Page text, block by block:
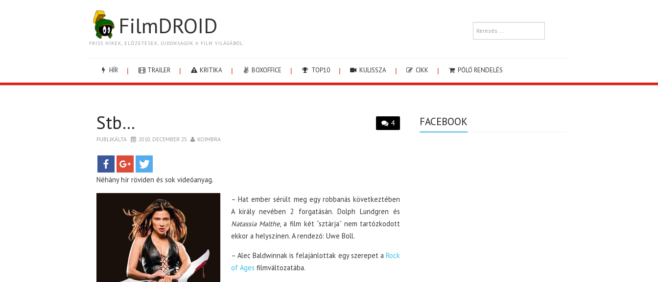
FilmDROID
FRISS HÍREK, ELŐZETESEK, ÚJDONSÁGOK A FILM VILÁGÁBÓL.
HÍR TRAILER KRITIKA BOXOFFICE TOP10 KULISSZA CIKK PÓLÓ RENDELÉS
4
Stb…
PUBLIKÁLTA 2010. DECEMBER 25. KOIMBRA
Néhány hír röviden és sok videóanyag.
– Hat ember sérült meg egy robbanás következtében
A király nevében 2 forgatásán. Dolph Lundgren és
Natassia Malthe, a film két “sztárja” nem tartózkodott
ekkor a helyszínen. A rendező: Uwe Boll.
– Alec Baldwinnak is felajánlottak egy szerepet aRock
of Ages filmváltozatába.
FACEBOOK